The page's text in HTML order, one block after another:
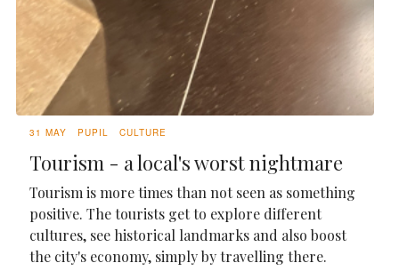
31 MAY PUPIL CULTURE
Tourism - a local's worst nightmare
Tourism is more times than not seen as something
positive. The tourists get to explore different
cultures, see historical landmarks and also boost
the city's economy, simply by travelling there.